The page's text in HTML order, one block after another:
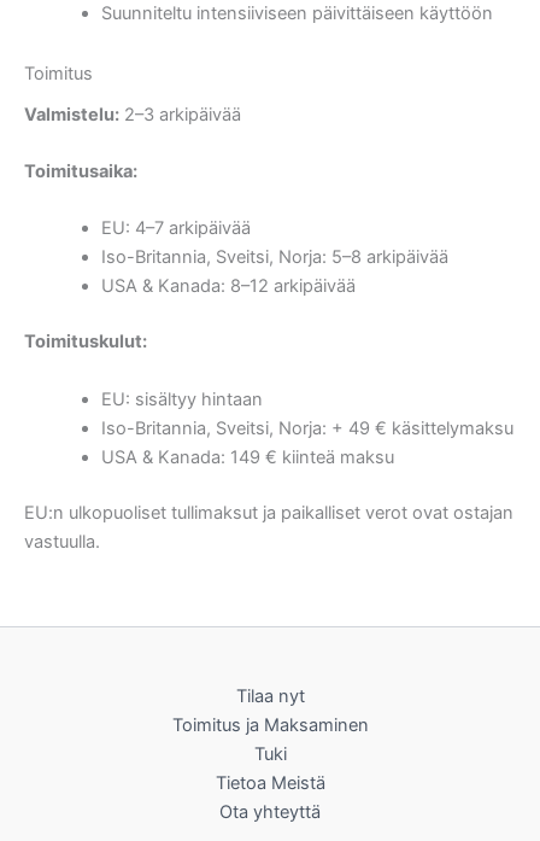
Suunniteltu intensiiviseen päivittäiseen käyttöön
Toimitus
Valmistelu: 2–3 arkipäivää
Toimitusaika:
EU: 4–7 arkipäivää
Iso-Britannia, Sveitsi, Norja: 5–8 arkipäivää
USA & Kanada: 8–12 arkipäivää
Toimituskulut:
EU: sisältyy hintaan
Iso-Britannia, Sveitsi, Norja: + 49 € käsittelymaksu
USA & Kanada: 149 € kiinteä maksu
EU:n ulkopuoliset tullimaksut ja paikalliset verot ovat ostajan
vastuulla.
Tilaa nyt
Toimitus ja Maksaminen
Tuki
Tietoa Meistä
Ota yhteyttä